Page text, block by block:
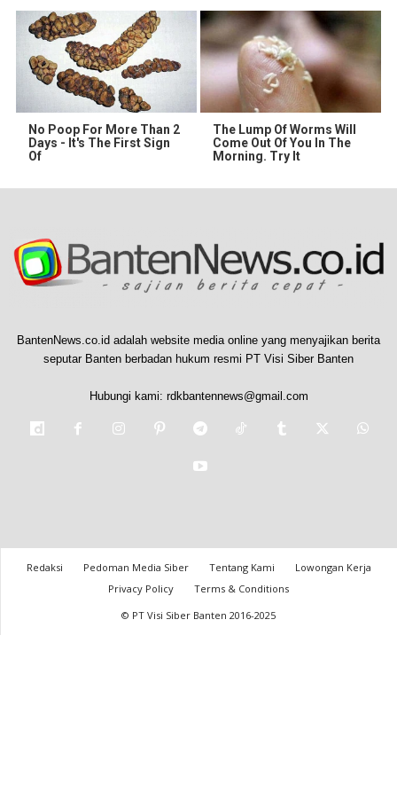
No Poop For More Than 2
Days - It's The First Sign
Of
The Lump Of Worms Will
Come Out Of You In The
Morning. Try It
BantenNews.co.id adalah website media online yang menyajikan berita
seputar Banten berbadan hukum resmi PT Visi Siber Banten
Hubungi kami: rdkbantennews@gmail.com
Redaksi Pedoman Media Siber Tentang Kami
Lowongan Kerja
Privacy Policy
Terms & Conditions
© PT Visi Siber Banten 2016-2025